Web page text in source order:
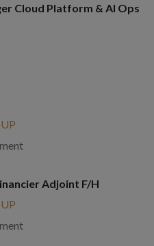
Cloud Platform & AI Ops
Adjoint F/H